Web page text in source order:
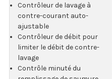
Contrôleur de lavage à
contre-courant auto-
ajustable
Contrôleur de débit pour
limiter le débit de contre-
lavage
Contrôle minuté du